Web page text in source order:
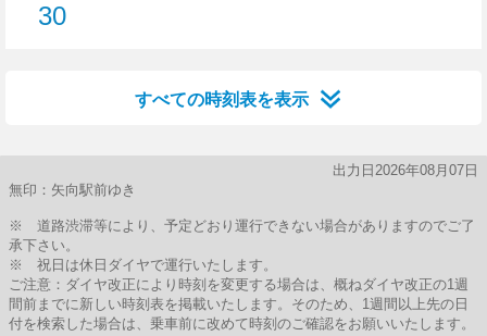
30
すべての時刻表を表示
出力日2026年08月07日
無印：矢向駅前ゆき
※ 道路渋滞等により、予定どおり運行できない場合がありますのでご了
承下さい。
※ 祝日は休日ダイヤで運行いたします。
ご注意：ダイヤ改正により時刻を変更する場合は、概ねダイヤ改正の1週
間前までに新しい時刻表を掲載いたします。そのため、1週間以上先の日
付を検索した場合は、乗車前に改めて時刻のご確認をお願いいたします。